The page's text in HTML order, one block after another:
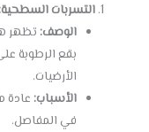
التسربات
الوصف:تظهر
بقع الرطوبة
الأرضيات.
الأسباب:عادة
في المفاصل.